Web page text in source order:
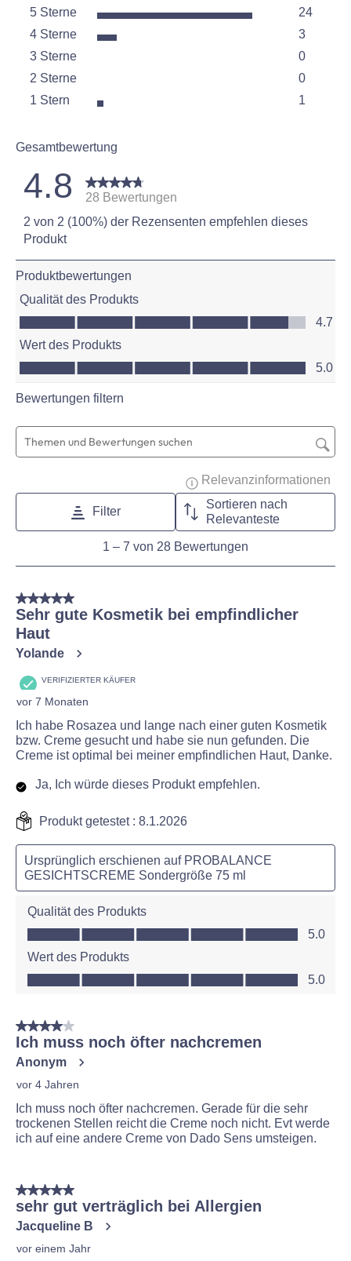
5 Sterne Sterne
24
24
4 Sterne Sterne
3
3
3 Sterne
0
0
2 Sterne
0
0
1 Stern Sterne
1
Gesamtbewertung
4.8
28 Bewertungen
2 von 2 (100%) der Rezensenten empfehlen dieses
Produkt
Produktbewertungen
Qualität des Produkts
Qualität des Produkts, 4.7 von 5
4.7
Wert des Produkts
Wert des Produkts, 5.0 von 5
5.0
Bewertungen filtern
Suchthemen und Bewertungen Suchregion
Relevanzinformationen
Filter
Sortieren nach
Relevanteste
von
28
Bewertungen
1 – 7 von 28 Bewertungen
5 von 5 Sternen.
Sehr gute Kosmetik bei empfindlicher
Haut
Yolande
VERIFIZIERTER KÄUFER
vor 7 Monaten
Ich habe Rosazea und lange nach einer guten Kosmetik
bzw. Creme gesucht und habe sie nun gefunden. Die
Creme ist optimal bei meiner empfindlichen Haut, Danke.
Ja, Ich würde dieses Produkt empfehlen.
Produkt getestet : 8.1.2026
Ursprünglich erschienen auf PROBALANCE
GESICHTSCREME Sondergröße 75 ml
Qualität des Produkts
Qualität des Produkts, 5.0 von 5
5.0
Wert des Produkts
Wert des Produkts, 5.0 von 5
5.0
4 von 5 Sternen.
Ich muss noch öfter nachcremen
Anonym
vor 4 Jahren
Ich muss noch öfter nachcremen. Gerade für die sehr
trockenen Stellen reicht die Creme noch nicht. Evt werde
ich auf eine andere Creme von Dado Sens umsteigen.
5 von 5 Sternen.
sehr gut verträglich bei Allergien
Jacqueline B
vor einem Jahr